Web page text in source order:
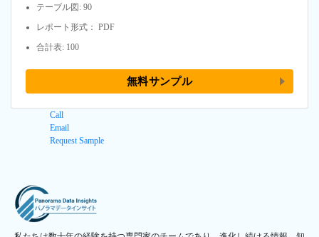
テーブル図: 90
レポート形式： PDF
合計表: 100
無料サンプル
Call
Email
Request Sample